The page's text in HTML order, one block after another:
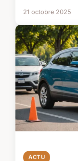
21 octobre 2025
ACTU